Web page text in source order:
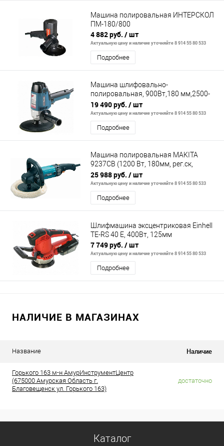
Машина полировальная ИНТЕРСКОЛ
ПМ-180/800
4 882 руб. / шт
Актуальную цену и наличие уточняйте 8 914 55 80 533
Подробнее
Машина шлифовально-
полировальная, 900Вт,180 мм,2500-
4700об/мин.
19 490 руб. / шт
Актуальную цену и наличие уточняйте 8 914 55 80 533
Подробнее
Машина полировальная MAKITA
9237CB (1200 Вт, 180мм, рег.ск,
пл.пуск, 3,4 кг, коробка)
25 988 руб. / шт
Актуальную цену и наличие уточняйте 8 914 55 80 533
Подробнее
Шлифмашина эксцентриковая Einhell
TE-RS 40 E, 400Вт, 125мм
7 749 руб. / шт
Актуальную цену и наличие уточняйте 8 914 55 80 533
Подробнее
НАЛИЧИЕ В МАГАЗИНАХ
Название Наличие
Горького 163 м-н АмурИнструментЦентр
(675000 Амурская Область г.
Благовещенск ул. Горького 163)
достаточно
Каталог